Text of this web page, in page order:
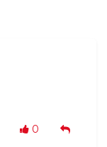
0